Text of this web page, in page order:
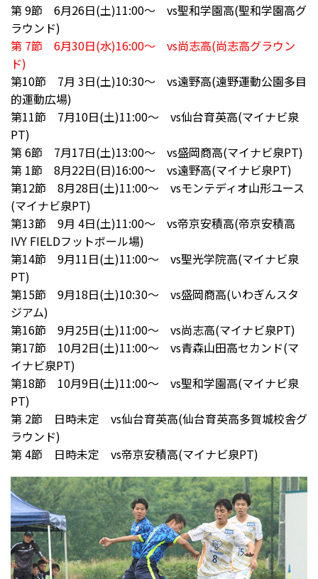
第 9節 6月26日(土)11:00～ vs聖和学園高(聖和学園高グ
ラウンド)
第 7節 6月30日(水)16:00～ vs尚志高(尚志高グラウン
ド)
第10節 7月 3日(土)10:30～ vs遠野高(遠野運動公園多目
的運動広場)
第11節 7月10日(土)11:00～ vs仙台育英高(マイナビ泉
PT)
第 6節 7月17日(土)13:00～ vs盛岡商高(マイナビ泉PT)
第 1節 8月22日(日)16:00～ vs遠野高(マイナビ泉PT)
第12節 8月28日(土)11:00～ vsモンテディオ山形ユース
(マイナビ泉PT)
第13節 9月 4日(土)11:00～ vs帝京安積高(帝京安積高
IVY FIELDフットボール場)
第14節 9月11日(土)11:00～ vs聖光学院高(マイナビ泉
PT)
第15節 9月18日(土)10:30～ vs盛岡商高(いわぎんスタ
ジアム)
第16節 9月25日(土)11:00～ vs尚志高(マイナビ泉PT)
第17節 10月2日(土)11:00～ vs青森山田高セカンド(マ
イナビ泉PT)
第18節 10月9日(土)11:00～ vs聖和学園高(マイナビ泉
PT)
第 2節 日時未定 vs仙台育英高(仙台育英高多賀城校舎グ
ラウンド)
第 4節 日時未定 vs帝京安積高(マイナビ泉PT)